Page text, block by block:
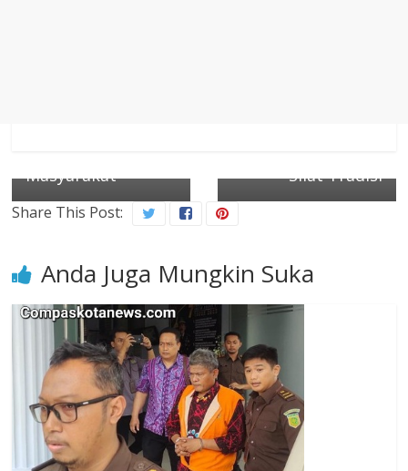
Masyarakat
Silat Tradisi
Share This Post:
Anda Juga Mungkin Suka